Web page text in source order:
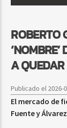
Beone Radio
ROBERTO
A QUEDAR
Publicado el 2026-
El mercado de
Fuente y